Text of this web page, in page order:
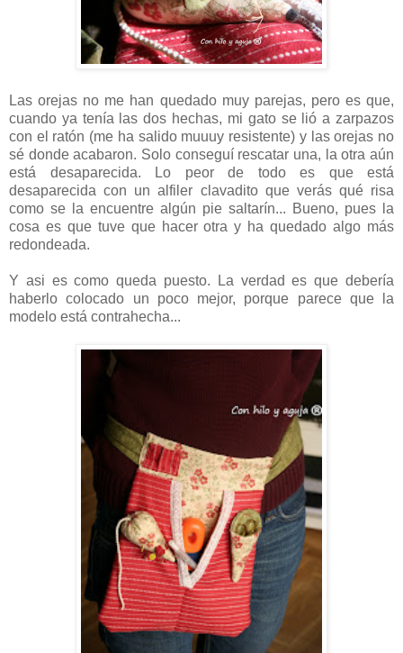
Las orejas no me han quedado muy parejas, pero es que,
cuando ya tenía las dos hechas, mi gato se lió a zarpazos
con el ratón (me ha salido muuuy resistente) y las orejas no
sé donde acabaron. Solo conseguí rescatar una, la otra aún
está desaparecida. Lo peor de todo es que está
desaparecida con un alfiler clavadito que verás qué risa
como se la encuentre algún pie saltarín... Bueno, pues la
cosa es que tuve que hacer otra y ha quedado algo más
redondeada.
Y asi es como queda puesto. La verdad es que debería
haberlo colocado un poco mejor, porque parece que la
modelo está contrahecha...